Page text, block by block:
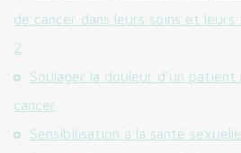
de cancer dans leurs soins et
2
Soulager la douleur d’un
cancer
Sensibilisation à la santé